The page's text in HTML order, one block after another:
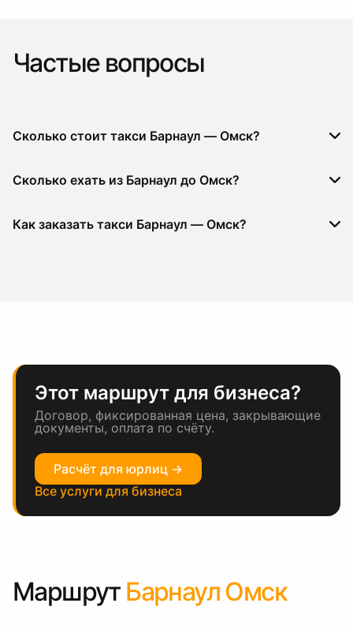
Частые вопросы
Сколько стоит такси Барнаул — Омск?
Сколько ехать из Барнаул до Омск?
Как заказать такси Барнаул — Омск?
Этот маршрут для бизнеса?
Договор, фиксированная цена, закрывающие
документы, оплата по счёту.
Расчёт для юрлиц →
Все услуги для бизнеса
Маршрут Барнаул Омск